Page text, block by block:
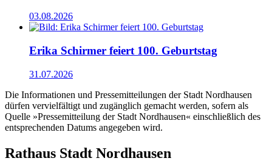
03.08.2026
Erika Schirmer feiert 100. Geburtstag
31.07.2026
Die Informationen und Pressemitteilungen der Stadt Nordhausen
dürfen vervielfältigt und zugänglich gemacht werden, sofern als
Quelle »Pressemitteilung der Stadt Nordhausen« einschließlich des
entsprechenden Datums angegeben wird.
Rathaus Stadt Nordhausen